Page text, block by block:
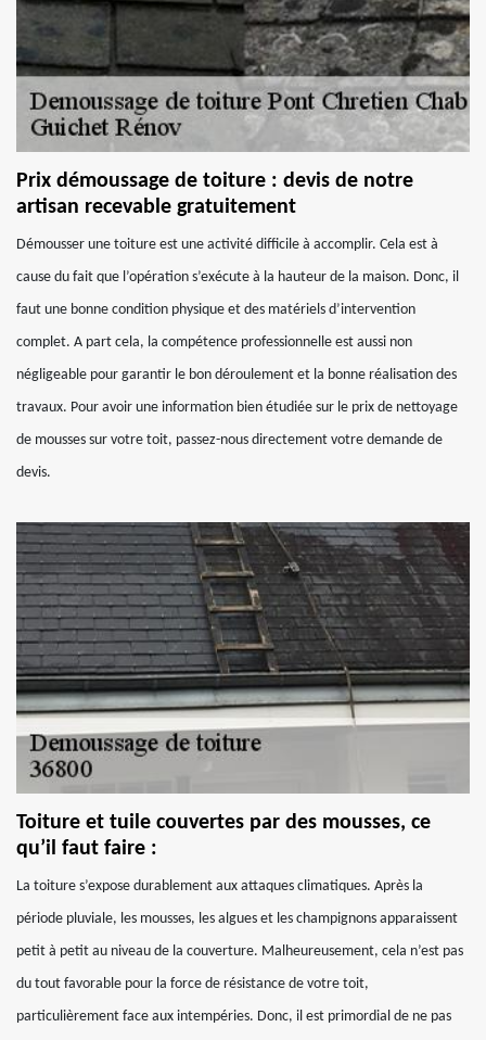
Prix démoussage de toiture : devis de notre
artisan recevable gratuitement
Démousser une toiture est une activité difficile à accomplir. Cela est à
cause du fait que l’opération s’exécute à la hauteur de la maison. Donc, il
faut une bonne condition physique et des matériels d’intervention
complet. A part cela, la compétence professionnelle est aussi non
négligeable pour garantir le bon déroulement et la bonne réalisation des
travaux. Pour avoir une information bien étudiée sur le prix de nettoyage
de mousses sur votre toit, passez-nous directement votre demande de
devis.
Toiture et tuile couvertes par des mousses, ce
qu’il faut faire :
La toiture s’expose durablement aux attaques climatiques. Après la
période pluviale, les mousses, les algues et les champignons apparaissent
petit à petit au niveau de la couverture. Malheureusement, cela n’est pas
du tout favorable pour la force de résistance de votre toit,
particulièrement face aux intempéries. Donc, il est primordial de ne pas